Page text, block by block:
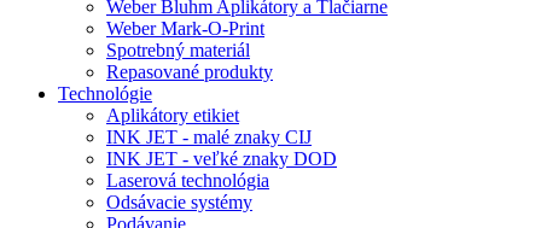
Weber Bluhm Aplikátory a Tlačiarne
Weber Mark-O-Print
Spotrebný materiál
Repasované produkty
Technológie
Aplikátory etikiet
INK JET - malé znaky CIJ
INK JET - veľké znaky DOD
Laserová technológia
Odsávacie systémy